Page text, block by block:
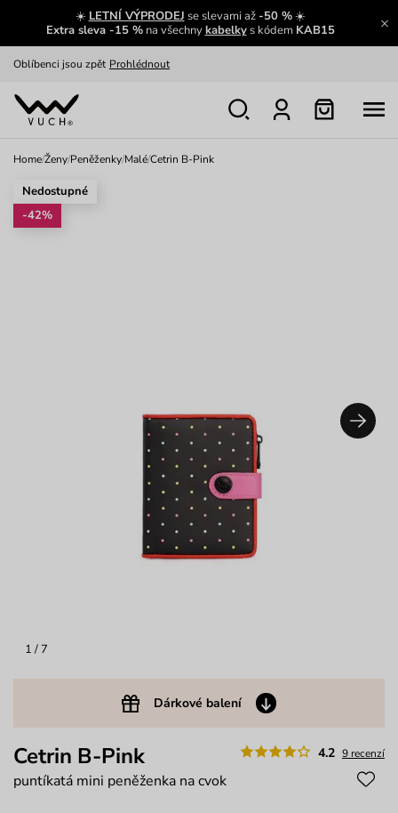
☀️ LETNÍ VÝPRODEJ se slevami až -50 %☀️
Extra sleva -15 %na všechnykabelkys kódem KAB15
Výměna a vrácení zdarma Zobrazit
Oblíbenci jsou zpět Prohlédnout
Nech se inspirovat
Home/Ženy/Peněženky/Malé/Cetrin B-Pink
1 / 7
Dárkové balení
Nedostupné
-42%
4.2 9 recenzí
Cetrin B-Pink
puntíkatá mini peněženka na cvok